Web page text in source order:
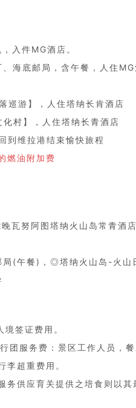
入件MG酒店。
海底邮局，含午餐，人住MG
巡游】，人住塔纳长肯酒店
村】，人住塔纳长青酒店
到维拉港结束愉快旅程
燃油附加费
瓦努阿图塔纳火山岛常青酒店
(午餐)，◎塔纳火山岛-火山
签证费用。
服务费：景区工作人员，
超重费用。
供应育关提供之培食则以其